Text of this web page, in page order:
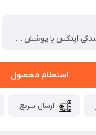
عدسی مخصوص رانندگی اپتکس با پوشش بلوکنترل Optex Driver Blue 1.50
استعلام محصول
ارسال سریع